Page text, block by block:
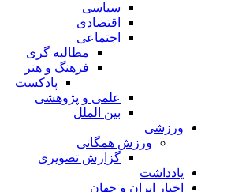
سیاسی
اقتصادی
اجتماعی
مطالبه گری
فرهنگ و هنر
پادکست
علمی و پژوهشی
بین الملل
ورزشی
ورزش همگانی
گزارش تصویری
یادداشت
اخبار ایران و جهان